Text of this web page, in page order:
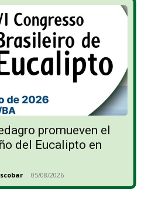
promueven el
del Eucalipto en
- 05/08/2026